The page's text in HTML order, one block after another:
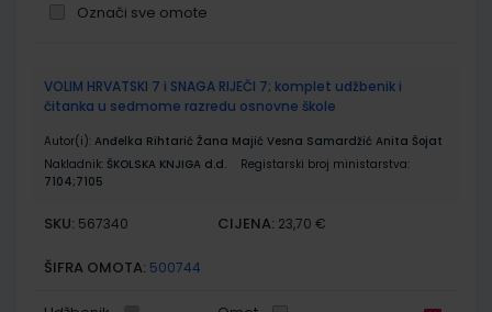
Označi sve omote
proizvodi
VOLIM HRVATSKI 7 i SNAGA RIJEČI 7; komplet udžbenik i
čitanka u sedmome razredu osnovne škole
Autor(i): Anđelka Rihtarić Žana Majić Vesna Samardžić Anita Šojat
Nakladnik: ŠKOLSKA KNJIGA d.d.
Registarski broj ministarstva:
7104;7105
SKU: 567340 CIJENA: 23,70 €
ŠIFRA OMOTA: 500744